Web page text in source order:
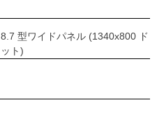
8.7 型ワイドパネル (1340x800 ド
ット)